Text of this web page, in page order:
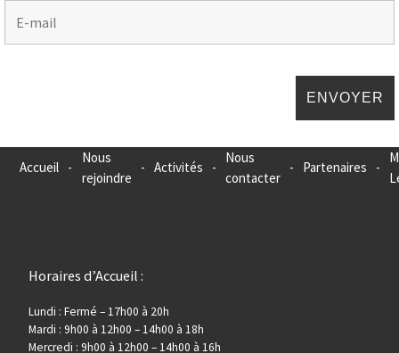
Accueil -
Nous
rejoindre
- Activités -
Nous
contacter
- Partenaires -
Horaires d’Accueil :
Lundi : Fermé – 17h00 à 20h
Mardi : 9h00 à 12h00 – 14h00 à 18h
Mercredi : 9h00 à 12h00 – 14h00 à 16h